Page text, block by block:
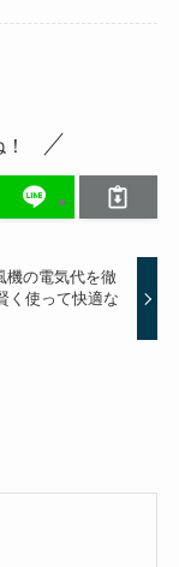
機の電気代を徹
く使って快適な